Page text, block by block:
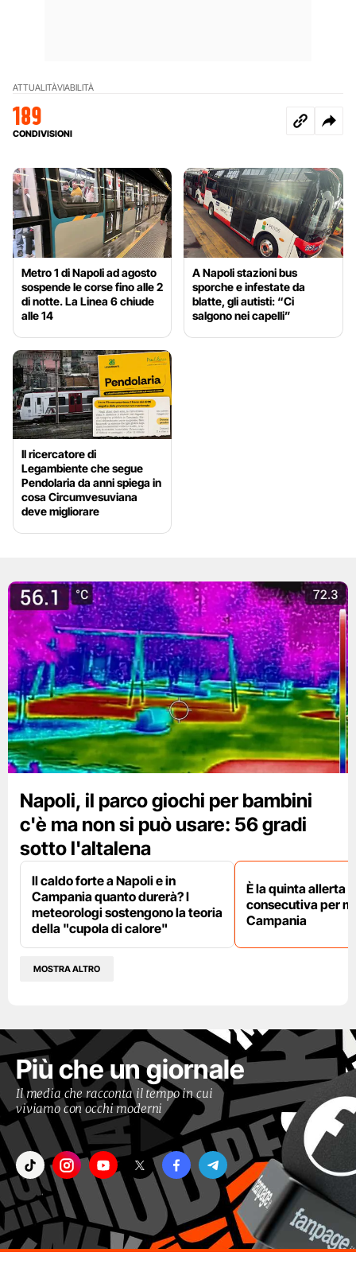
ATTUALITÀVIABILITÀ
189
CONDIVISIONI
Metro 1 di Napoli ad agosto
sospende le corse fino alle 2
di notte. La Linea 6 chiude
alle 14
A Napoli stazioni bus
sporche e infestate da
blatte, gli autisti: “Ci
salgono nei capelli”
Il ricercatore di
Legambiente che segue
Pendolaria da anni spiega in
cosa Circumvesuviana
deve migliorare
Napoli, il parco giochi per bambini
c'è ma non si può usare: 56 gradi
sotto l'altalena
Il caldo forte a Napoli e in
Campania quanto durerà? I
meteorologi sostengono la teoria
della "cupola di calore"
È la quinta allerta
consecutiva per
Campania
MOSTRA ALTRO
Più che un giornale
Il media che racconta il tempo in cui
viviamo con occhi moderni